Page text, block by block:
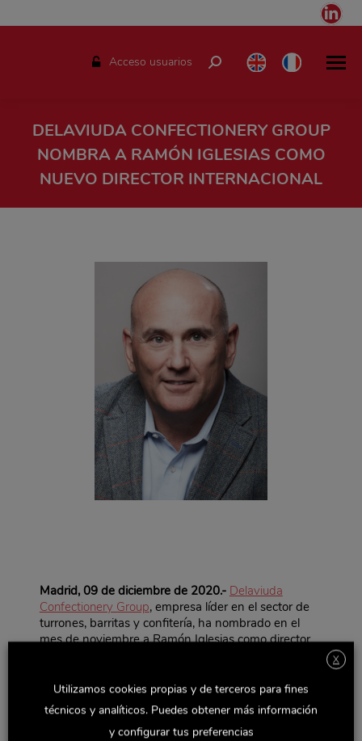
Acceso usuarios Buscar:
DELAVIUDA CONFECTIONERY GROUP
NOMBRA A RAMÓN IGLESIAS COMO
NUEVO DIRECTOR INTERNACIONAL
Madrid, 09 de diciembre de 2020.- Delaviuda
Confectionery Group, empresa líder en el sector de
turrones, barritas y confitería, ha nombrado en el
mes de noviembre a Ramón Iglesias como director
Ramón Iglesias cuenta con una larga trayectoria en
comercio internacional en compañías como Godiva
Chocolatier y la tabacalera JTI. Es reconocido a nivel
X
Utilizamos cookies propias y de terceros para fines
técnicos y analíticos. Puedes obtener más información
y configurar tus preferencias